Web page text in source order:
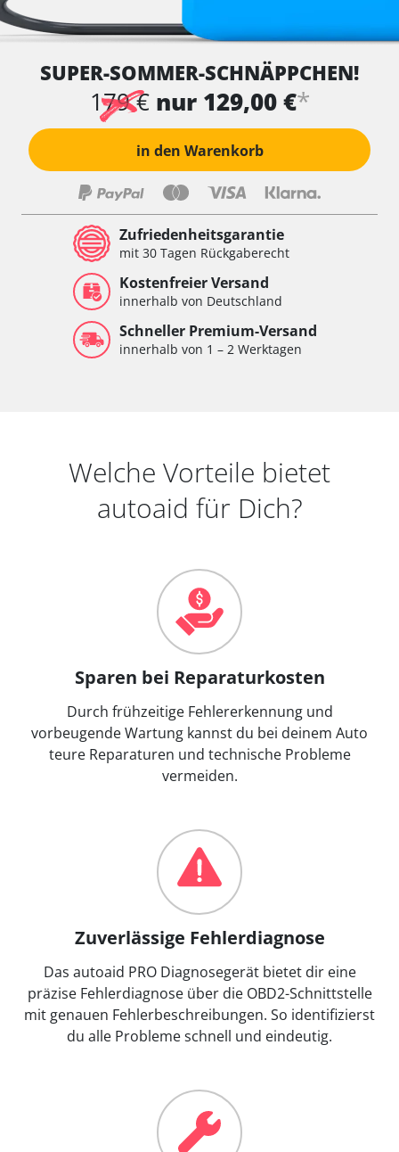
SUPER-SOMMER-SCHNÄPPCHEN!
179 € nur 129,00 €*
in den Warenkorb
Zufriedenheitsgarantie
mit 30 Tagen Rückgaberecht
Kostenfreier Versand
innerhalb von Deutschland
Schneller Premium-Versand
innerhalb von 1 – 2 Werktagen
Welche Vorteile bietet
autoaid für Dich?
Sparen bei Reparaturkosten
Durch frühzeitige Fehlererkennung und
vorbeugende Wartung kannst du bei deinem Auto
teure Reparaturen und technische Probleme
vermeiden.
Zuverlässige Fehlerdiagnose
Das autoaid PRO Diagnosegerät bietet dir eine
präzise Fehlerdiagnose über die OBD2-Schnittstelle
mit genauen Fehlerbeschreibungen. So identifizierst
du alle Probleme schnell und eindeutig.